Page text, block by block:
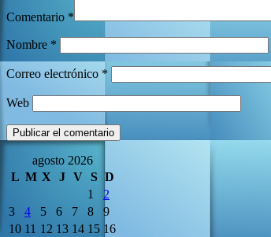
Comentario *
Nombre *
Correo electrónico *
Web
agosto 2026
L M X J V S D
1
2
3
4 5 6 7 8
9
10 11 12 13 14 15 16